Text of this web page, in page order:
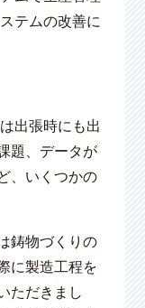
テムの改善に
出張時にも出
題、データが
、いくつかの
鋳物づくりの
に製造工程を
ただきまし